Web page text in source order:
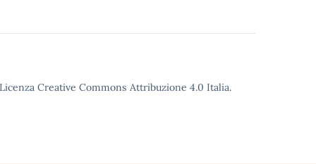
Creative Commons Attribuzione 4.0 Italia.